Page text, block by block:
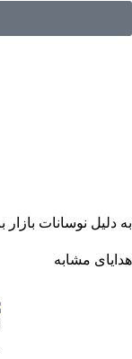
به دلیل نوسانات
هدایای مشابه